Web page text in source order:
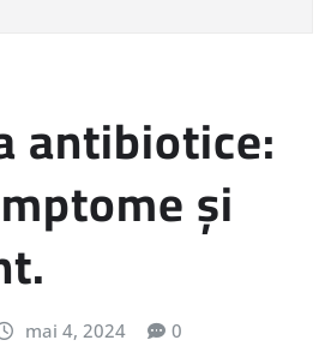
antibiotice:
și
mai 4, 2024 0